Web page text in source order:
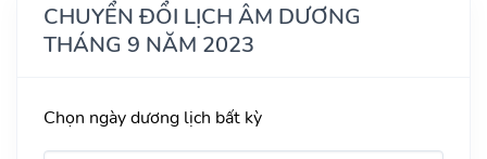
CHUYỂN ĐỔI LỊCH ÂM DƯƠNG
THÁNG 9 NĂM 2023
Chọn ngày dương lịch bất kỳ